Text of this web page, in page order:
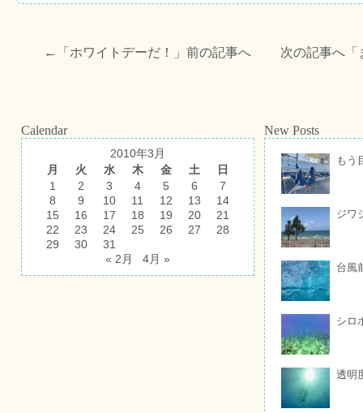
←「 ホワイトデーだ！ 」前の記事へ 次の記事へ「
Calendar
2010年3月
月
火 水 木 金 土
日
1
2 3 4 5 6
7
8
9 10 11 12 13
14
15
16 17 18 19 20
21
22
23 24 25 26 27
28
29
30
31
« 2月
4月 »
New Posts
もう
ジワ
台風
シロ
透明